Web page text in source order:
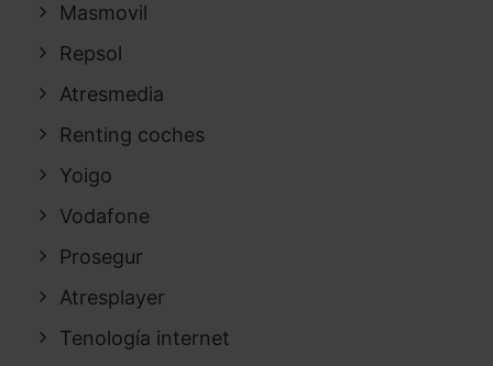
Masmovil
Repsol
Atresmedia
Renting coches
Yoigo
Vodafone
Prosegur
Atresplayer
Tenología internet